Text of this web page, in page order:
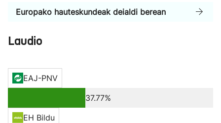
Europako hauteskundeak deialdi berean
Laudio
EAJ-PNV
37.77%
EH Bildu